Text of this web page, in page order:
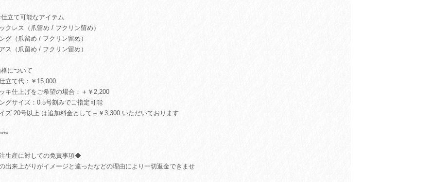
立て可能なアイテム
クレス（爪留め / フクリン留め）
グ（爪留め / フクリン留め）
ス（爪留め / フクリン留め）
について
仕立て代：￥15,000
キ仕上げをご希望の場合：＋￥2,200
グサイズ：0.5号刻みでご指定可能
ズ 20号以上 は追加料金として＋￥3,300 いただいております
生産に対しての免責事項◆
出来上がりがイメージと違ったなどの理由により一切返金できませ